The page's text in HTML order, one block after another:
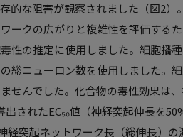
的な阻害が観察されました（図2
ークの広がりと複雑性を評価する
性の推定に使用しました。細胞播
総ニューロン数を使用しました。
せんでした。化合物の毒性効果は
されたEC₅₀値（神経突起伸長を
経突起ネットワーク長（総伸長）